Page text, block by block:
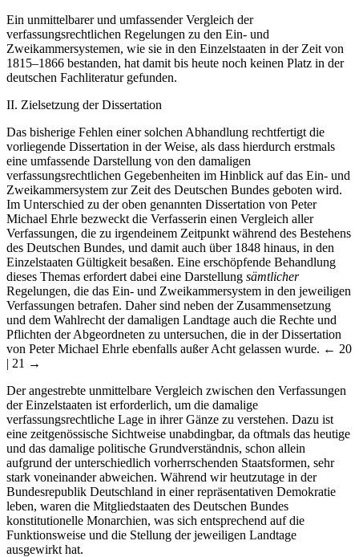
Ein unmittelbarer und umfassender Vergleich der
verfassungsrechtlichen Regelungen zu den Ein- und
Zweikammersystemen, wie sie in den Einzelstaaten in der Zeit von
1815–1866 bestanden, hat damit bis heute noch keinen Platz in der
deutschen Fachliteratur gefunden.
II. Zielsetzung der Dissertation
Das bisherige Fehlen einer solchen Abhandlung rechtfertigt die
vorliegende Dissertation in der Weise, als dass hierdurch erstmals
eine umfassende Darstellung von den damaligen
verfassungsrechtlichen Gegebenheiten im Hinblick auf das Ein- und
Zweikammersystem zur Zeit des Deutschen Bundes geboten wird.
Im Unterschied zu der oben genannten Dissertation von Peter
Michael Ehrle bezweckt die Verfasserin einen Vergleich aller
Verfassungen, die zu irgendeinem Zeitpunkt während des Bestehens
des Deutschen Bundes, und damit auch über 1848 hinaus, in den
Einzelstaaten Gültigkeit besaßen. Eine erschöpfende Behandlung
dieses Themas erfordert dabei eine Darstellung sämtlicher
Regelungen, die das Ein- und Zweikammersystem in den jeweiligen
Verfassungen betrafen. Daher sind neben der Zusammensetzung
und dem Wahlrecht der damaligen Landtage auch die Rechte und
Pflichten der Abgeordneten zu untersuchen, die in der Dissertation
von Peter Michael Ehrle ebenfalls außer Acht gelassen wurde. ← 20
| 21 →
Der angestrebte unmittelbare Vergleich zwischen den Verfassungen
der Einzelstaaten ist erforderlich, um die damalige
verfassungsrechtliche Lage in ihrer Gänze zu verstehen. Dazu ist
eine zeitgenössische Sichtweise unabdingbar, da oftmals das heutige
und das damalige politische Grundverständnis, schon allein
aufgrund der unterschiedlich vorherrschenden Staatsformen, sehr
stark voneinander abweichen. Während wir heutzutage in der
Bundesrepublik Deutschland in einer repräsentativen Demokratie
leben, waren die Mitgliedstaaten des Deutschen Bundes
konstitutionelle Monarchien, was sich entsprechend auf die
Funktionsweise und die Stellung der jeweiligen Landtage
ausgewirkt hat.